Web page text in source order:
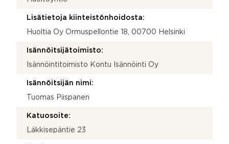
Lisätietoja kiinteistönhoidosta:
Huoltia Oy Ormuspellontie 18, 00700 Helsinki
Isännöitsijätoimisto:
Isännöintitoimisto Kontu Isännöinti Oy
Isännöitsijän nimi:
Tuomas Piispanen
Katuosoite:
Läkkisepäntie 23